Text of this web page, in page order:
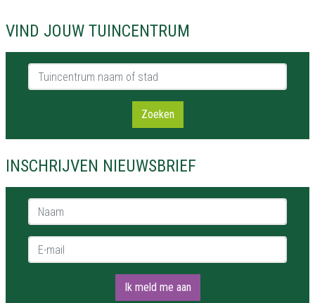
VIND JOUW TUINCENTRUM
Tuincentrum naam of stad
Zoeken
INSCHRIJVEN NIEUWSBRIEF
Naam *
E-mail *
Ik meld me aan